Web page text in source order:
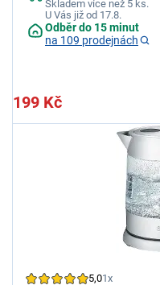
Skladem více než 5 ks.
U Vás již od 17.8.
Odběr do 15 minut
na 109 prodejnách
199 Kč
5,01x